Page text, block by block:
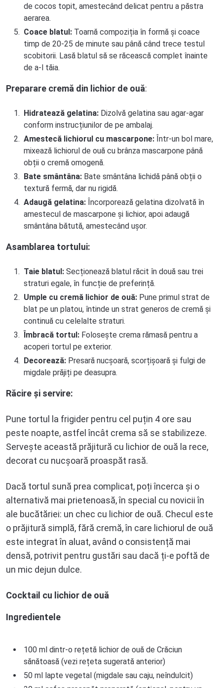
de cocos topit, amestecând delicat pentru a păstra
aerarea.
Coace blatul: Toarnă compoziția în formă și coace
timp de 20-25 de minute sau până când trece testul
scobitorii. Lasă blatul să se răcească complet înainte
de a-l tăia.
Preparare cremă din lichior de ouă:
Hidratează gelatina: Dizolvă gelatina sau agar-agar
conform instrucțiunilor de pe ambalaj.
Amestecă lichiorul cu mascarpone: Într-un bol mare,
mixează lichiorul de ouă cu brânza mascarpone până
obții o cremă omogenă.
Bate smântâna: Bate smântâna lichidă până obții o
textură fermă, dar nu rigidă.
Adaugă gelatina: Încorporează gelatina dizolvată în
amestecul de mascarpone și lichior, apoi adaugă
smântâna bătută, amestecând ușor.
Asamblarea tortului:
Taie blatul: Secționează blatul răcit în două sau trei
straturi egale, în funcție de preferință.
Umple cu cremă lichior de ouă: Pune primul strat de
blat pe un platou, întinde un strat generos de cremă și
continuă cu celelalte straturi.
Îmbracă tortul: Folosește crema rămasă pentru a
acoperi tortul pe exterior.
Decorează: Presară nucșoară, scorțișoară și fulgi de
migdale prăjiți pe deasupra.
Răcire și servire:
Pune tortul la frigider pentru cel puțin 4 ore sau
peste noapte, astfel încât crema să se stabilizeze.
Servește această prăjitură cu lichior de ouă la rece,
decorat cu nucșoară proaspăt rasă.
Dacă tortul sună prea complicat, poți încerca și o
alternativă mai prietenoasă, în special cu novicii în
ale bucătăriei: un chec cu lichior de ouă. Checul este
o prăjitură simplă, fără cremă, în care lichiorul de ouă
este integrat în aluat, având o consistență mai
densă, potrivit pentru gustări sau dacă ți-e poftă de
un mic dejun dulce.
Cocktail cu lichior de ouă
Ingredientele
100 ml dintr-o rețetă lichior de ouă de Crăciun
sănătoasă (vezi rețeta sugerată anterior)
50 ml lapte vegetal (migdale sau caju, neîndulcit)